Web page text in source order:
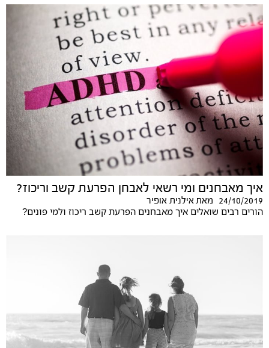
איך מאבחנים ומי רשאי לאבחן הפרעת קשב וריכוז?
24/10/2019 מאתאילנית אופיר
הורים רבים שואלים איך מאבחנים הפרעת קשב ריכוז ולמי פונים?